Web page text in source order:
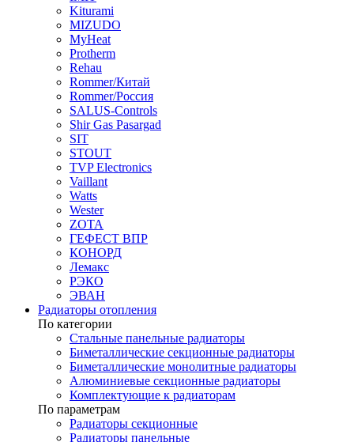
Kiturami
MIZUDO
MyHeat
Protherm
Rehau
Rommer/Китай
Rommer/Россия
SALUS-Controls
Shir Gas Pasargad
SIT
STOUT
TVP Electronics
Vaillant
Watts
Wester
ZOTA
ГЕФЕСТ ВПР
КОНОРД
Лемакс
РЭКО
ЭВАН
Радиаторы отопления
По категории
Стальные панельные радиаторы
Биметаллические секционные радиаторы
Биметаллические монолитные радиаторы
Алюминиевые секционные радиаторы
Комплектующие к радиаторам
По параметрам
Радиаторы секционные
Радиаторы панельные